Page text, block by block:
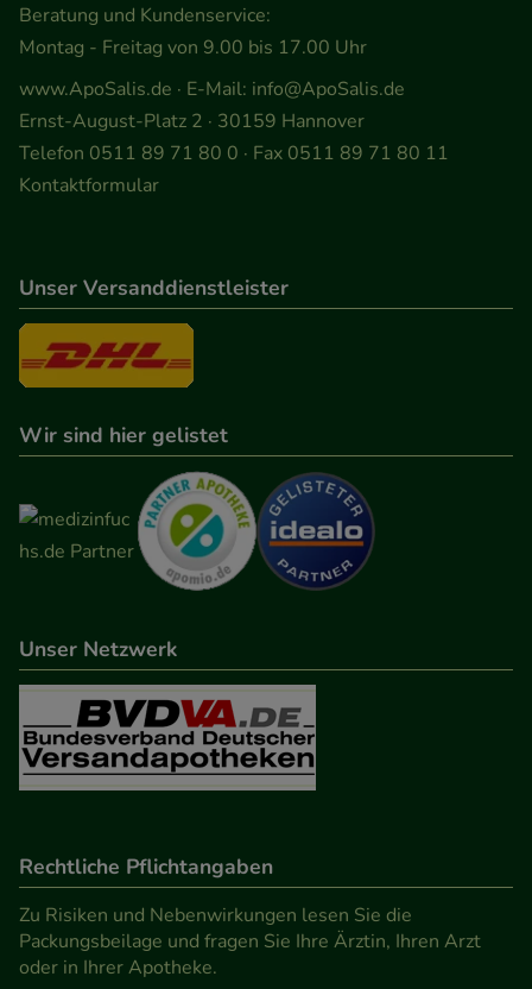
Besuchers oder unsere Seite an bevorzugte
Verhaltensweisen (z.B. Spracheinstellung)
anzupassen. Komfort-Cookies ermöglichen es uns
auch auf Ihre Bedürfnisse zugeschrittene Inhalte
anzuzeigen und unser Partnerprogramm zu
betreiben.
Informationen über die Art und Weise der Nutzung
unserer Website sammeln, mit deren Hilfe wir
unsere Website weiter für Sie optimieren können,
den Inhalt auf unserer Website aber auch die
zu gestalten. Bitte beachten Sie, dass Daten hierfür
teilweise an Dritte wie z.B. Google oder soziale
Medien übertragen werden.
Beratung und Kundenservice:
Montag - Freitag von 9.00 bis 17.00 Uhr
www.ApoSalis.de · E-Mail: info@ApoSalis.de
Ernst-August-Platz 2 · 30159 Hannover
Telefon 0511 89 71 80 0 · Fax 0511 89 71 80 11
Kontaktformular
Unser Versanddienstleister
Wir sind hier gelistet
Unser Netzwerk
Rechtliche Pflichtangaben
Zu Risiken und Nebenwirkungen lesen Sie die
Packungsbeilage und fragen Sie Ihre Ärztin, Ihren Arzt
oder in Ihrer Apotheke.